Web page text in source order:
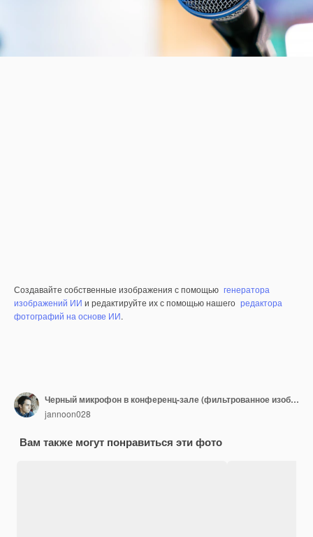
Создавайте собственные изображения с помощью генератора
изображений ИИ и редактируйте их с помощью нашего редактора
фотографий на основе ИИ.
Черный микрофон в конференц-зале (фильтрованное изображение обработано v
jannoon028
Вам также могут понравиться эти фото